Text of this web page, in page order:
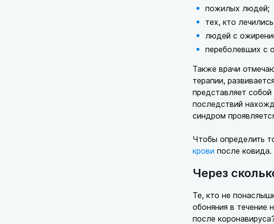
пожилых людей;
тех, кто
людей с
переболевших с
Также врачи
терапии,
представляет собой
последствий
синдром
Чтобы определить
крови после
Через
Те, кто не
обоняния в течение
после